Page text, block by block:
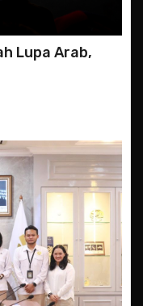
Lupa Arab,